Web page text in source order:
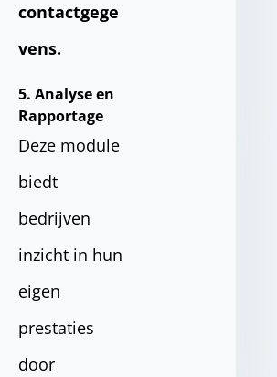
contactgege
vens.
5. Analyse en
Rapportage
Deze module
biedt
bedrijven
inzicht in hun
eigen
prestaties
door